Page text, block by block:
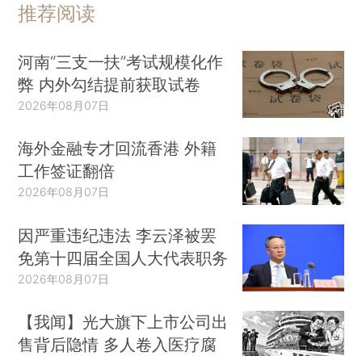
推荐阅读
河南“三支一扶”考试规模化作
弊 内外勾结提前获取试卷
2026年08月07日
海外金融专才回流香港 外籍
工作签证翻倍
2026年08月07日
因严重违纪违法 李云泽被罢
免第十四届全国人大代表职务
2026年08月07日
【我闻】光大旗下上市公司出
售背后隐情 多人卷入医疗腐